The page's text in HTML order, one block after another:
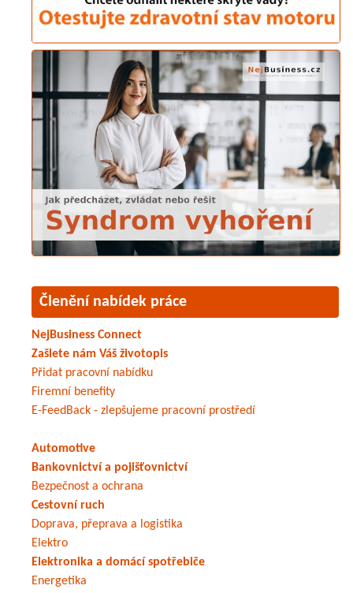
Členění nabídek práce
NejBusiness Connect
Zašlete nám Váš životopis
Přidat pracovní nabídku
Firemní benefity
E-FeedBack - zlepšujeme pracovní prostředí
Automotive
Bankovnictví a pojišťovnictví
Bezpečnost a ochrana
Cestovní ruch
Doprava, přeprava a logistika
Elektro
Elektronika a domácí spotřebiče
Energetika